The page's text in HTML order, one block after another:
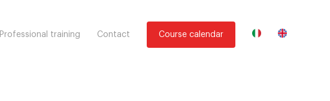
Professional training Contact Course calendar